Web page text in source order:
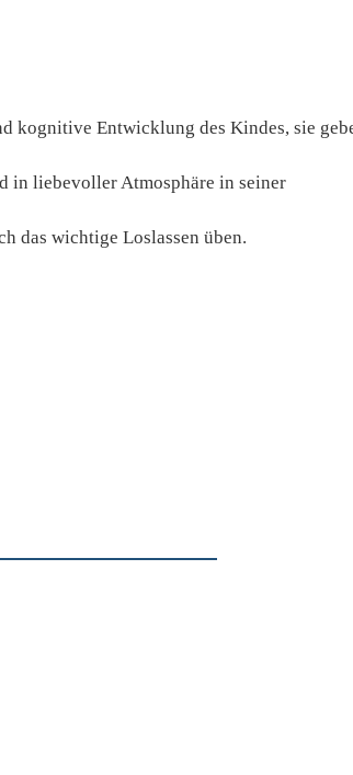
kognitive Entwicklung des Kindes, sie
in liebevoller Atmosphäre in seiner
das wichtige Loslassen üben.